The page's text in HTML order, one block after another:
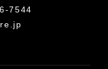
7544